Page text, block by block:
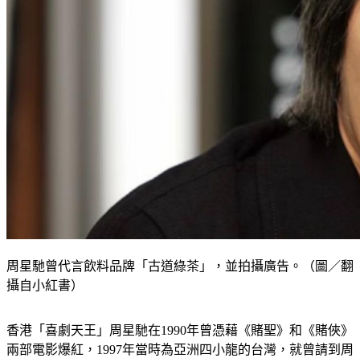
周星馳曾代言飲料品牌「古道綠茶」，並拍攝廣告。（圖／翻
攝自小紅書）
香港「喜劇天王」周星馳在1990年曾憑藉《賭聖》和《賭俠》
兩部電影爆紅，1997年當時為亞洲四小龍的台灣，就曾請到周